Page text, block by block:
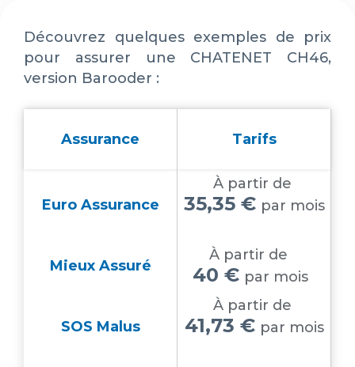
Découvrez quelques exemples de prix
pour assurer une CHATENET CH46,
version Barooder :
Assurance Tarifs
Euro Assurance
À partir de
35,35 € par mois
Mieux Assuré
À partir de
40 € par mois
SOS Malus
À partir de
41,73 € par mois